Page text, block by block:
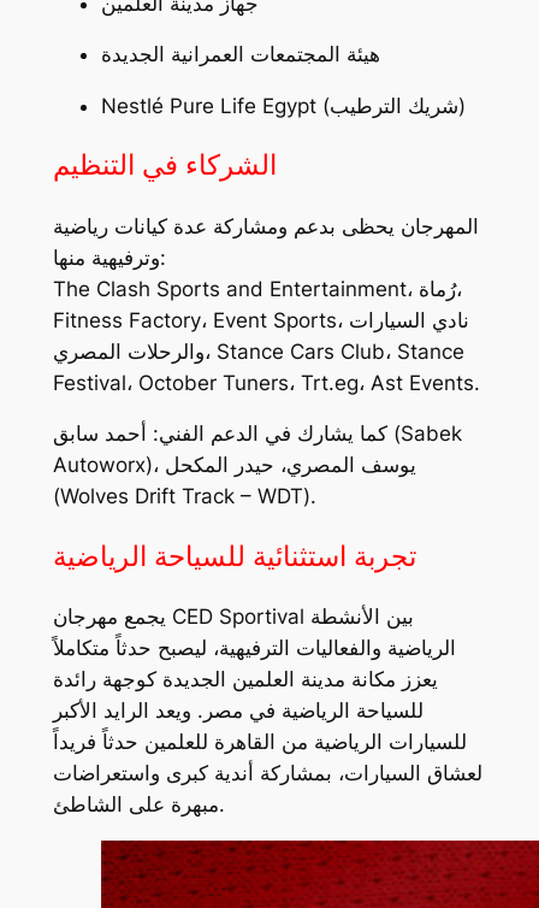
هيئة المجتمعات العمرانية الجديدة
Nestlé Pure Life Egypt (شريك الترطيب)
الشركاء في التنظيم
المهرجان يحظى بدعم ومشاركة عدة كيانات رياضية
وترفيهية منها:
The Clash Sports and Entertainment، رُماة،
Fitness Factory، Event Sports، نادي السيارات
والرحلات المصري، Stance Cars Club، Stance
Festival، October Tuners، Trt.eg، Ast Events.
كما يشارك في الدعم الفني: أحمد سابق (Sabek
Autoworx)، يوسف المصري، حيدر المكحل
(Wolves Drift Track – WDT).
تجربة استثنائية للسياحة الرياضية
يجمع مهرجان CED Sportival بين الأنشطة
الرياضية والفعاليات الترفيهية، ليصبح حدثاً متكاملاً
يعزز مكانة مدينة العلمين الجديدة كوجهة رائدة
للسياحة الرياضية في مصر. ويعد الرايد الأكبر
للسيارات الرياضية من القاهرة للعلمين حدثاً فريداً
لعشاق السيارات، بمشاركة أندية كبرى واستعراضات
مبهرة على الشاطئ.